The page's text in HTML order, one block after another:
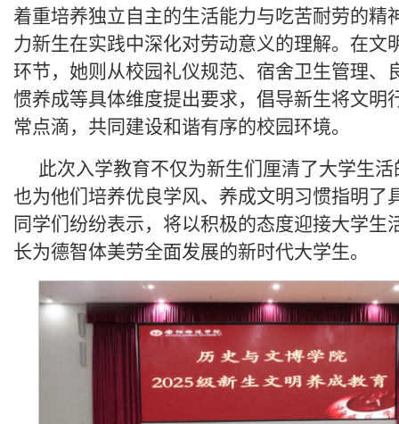
着重培养独立自主的生活能力与吃苦耐劳的精
力新生在实践中深化对劳动意义的理解。在文
环节，她则从校园礼仪规范、宿舍卫生管理、
惯养成等具体维度提出要求，倡导新生将文明
常点滴，共同建设和谐有序的校园环境。
此次入学教育不仅为新生们厘清了大学生
也为他们培养优良学风、养成文明习惯指明了
同学们纷纷表示，将以积极的态度迎接大学生
长为德智体美劳全面发展的新时代大学生。